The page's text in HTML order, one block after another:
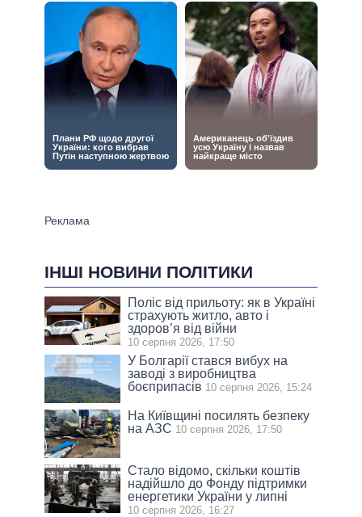
ІНШІ НОВИНИ ПОЛІТИКИ
Поліс від прильоту: як в Україні
страхують житло, авто і
здоров’я від війни
10 серпня 2026, 17:50
У Болгарії стався вибух на
заводі з виробництва
боєприпасів 10 серпня 2026, 15:24
На Київщині посилять безпеку
на АЗС 10 серпня 2026, 17:50
Стало відомо, скільки коштів
надійшло до Фонду підтримки
енергетики України у липні
10 серпня 2026, 16:27